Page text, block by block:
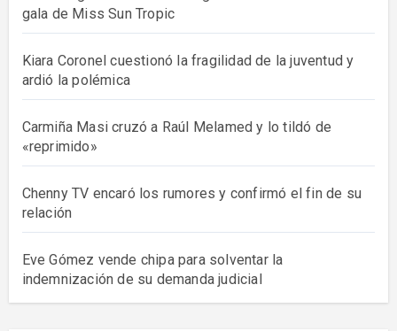
gala de Miss Sun Tropic
Kiara Coronel cuestionó la fragilidad de la juventud y
ardió la polémica
Carmiña Masi cruzó a Raúl Melamed y lo tildó de
«reprimido»
Chenny TV encaró los rumores y confirmó el fin de su
relación
Eve Gómez vende chipa para solventar la
indemnización de su demanda judicial